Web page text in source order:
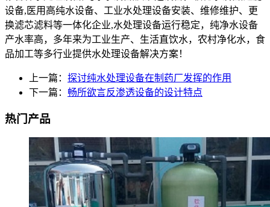
设备,医用高纯水设备、工业水处理设备安装、维修维护、更
换滤芯滤料等一体化企业,水处理设备运行稳定，纯净水设备
产水率高，多年来为工业生产、生活直饮水，农村净化水，食
品加工等多行业提供水处理设备解决方案！
上一篇： 探讨纯水处理设备在制药厂发挥的作用
下一篇： 畅所欲言反渗透设备的设计特点
热门产品